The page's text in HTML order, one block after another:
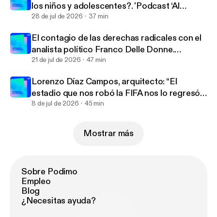
los niños y adolescentes?. 'Podcast ‘Al
habla... con Warkentin’ | Ep. 218
28 de jul de 2026 37 min
El contagio de las derechas radicales con el
analista político Franco Delle Donne.
'Podcast ‘Al habla... con Warkentin’ | Ep. 217
21 de jul de 2026 47 min
Lorenzo Díaz Campos, arquitecto: “El
estadio que nos robó la FIFA nos lo regresó
la calle” .'Podcast ‘Al habla... con Warkentin’ |
8 de jul de 2026 45 min
Mostrar más
Sobre Podimo
Empleo
Blog
¿Necesitas ayuda?